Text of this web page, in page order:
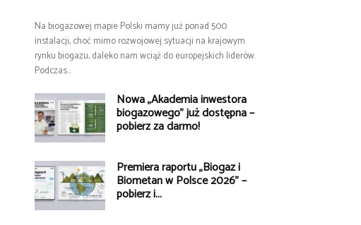
Na biogazowej mapie Polski mamy już ponad 500
instalacji, choć mimo rozwojowej sytuacji na krajowym
rynku biogazu, daleko nam wciąż do europejskich liderów.
Podczas...
Nowa „Akademia inwestora
biogazowego” już dostępna –
pobierz za darmo!
Premiera raportu „Biogaz i
Biometan w Polsce 2026” –
pobierz i...